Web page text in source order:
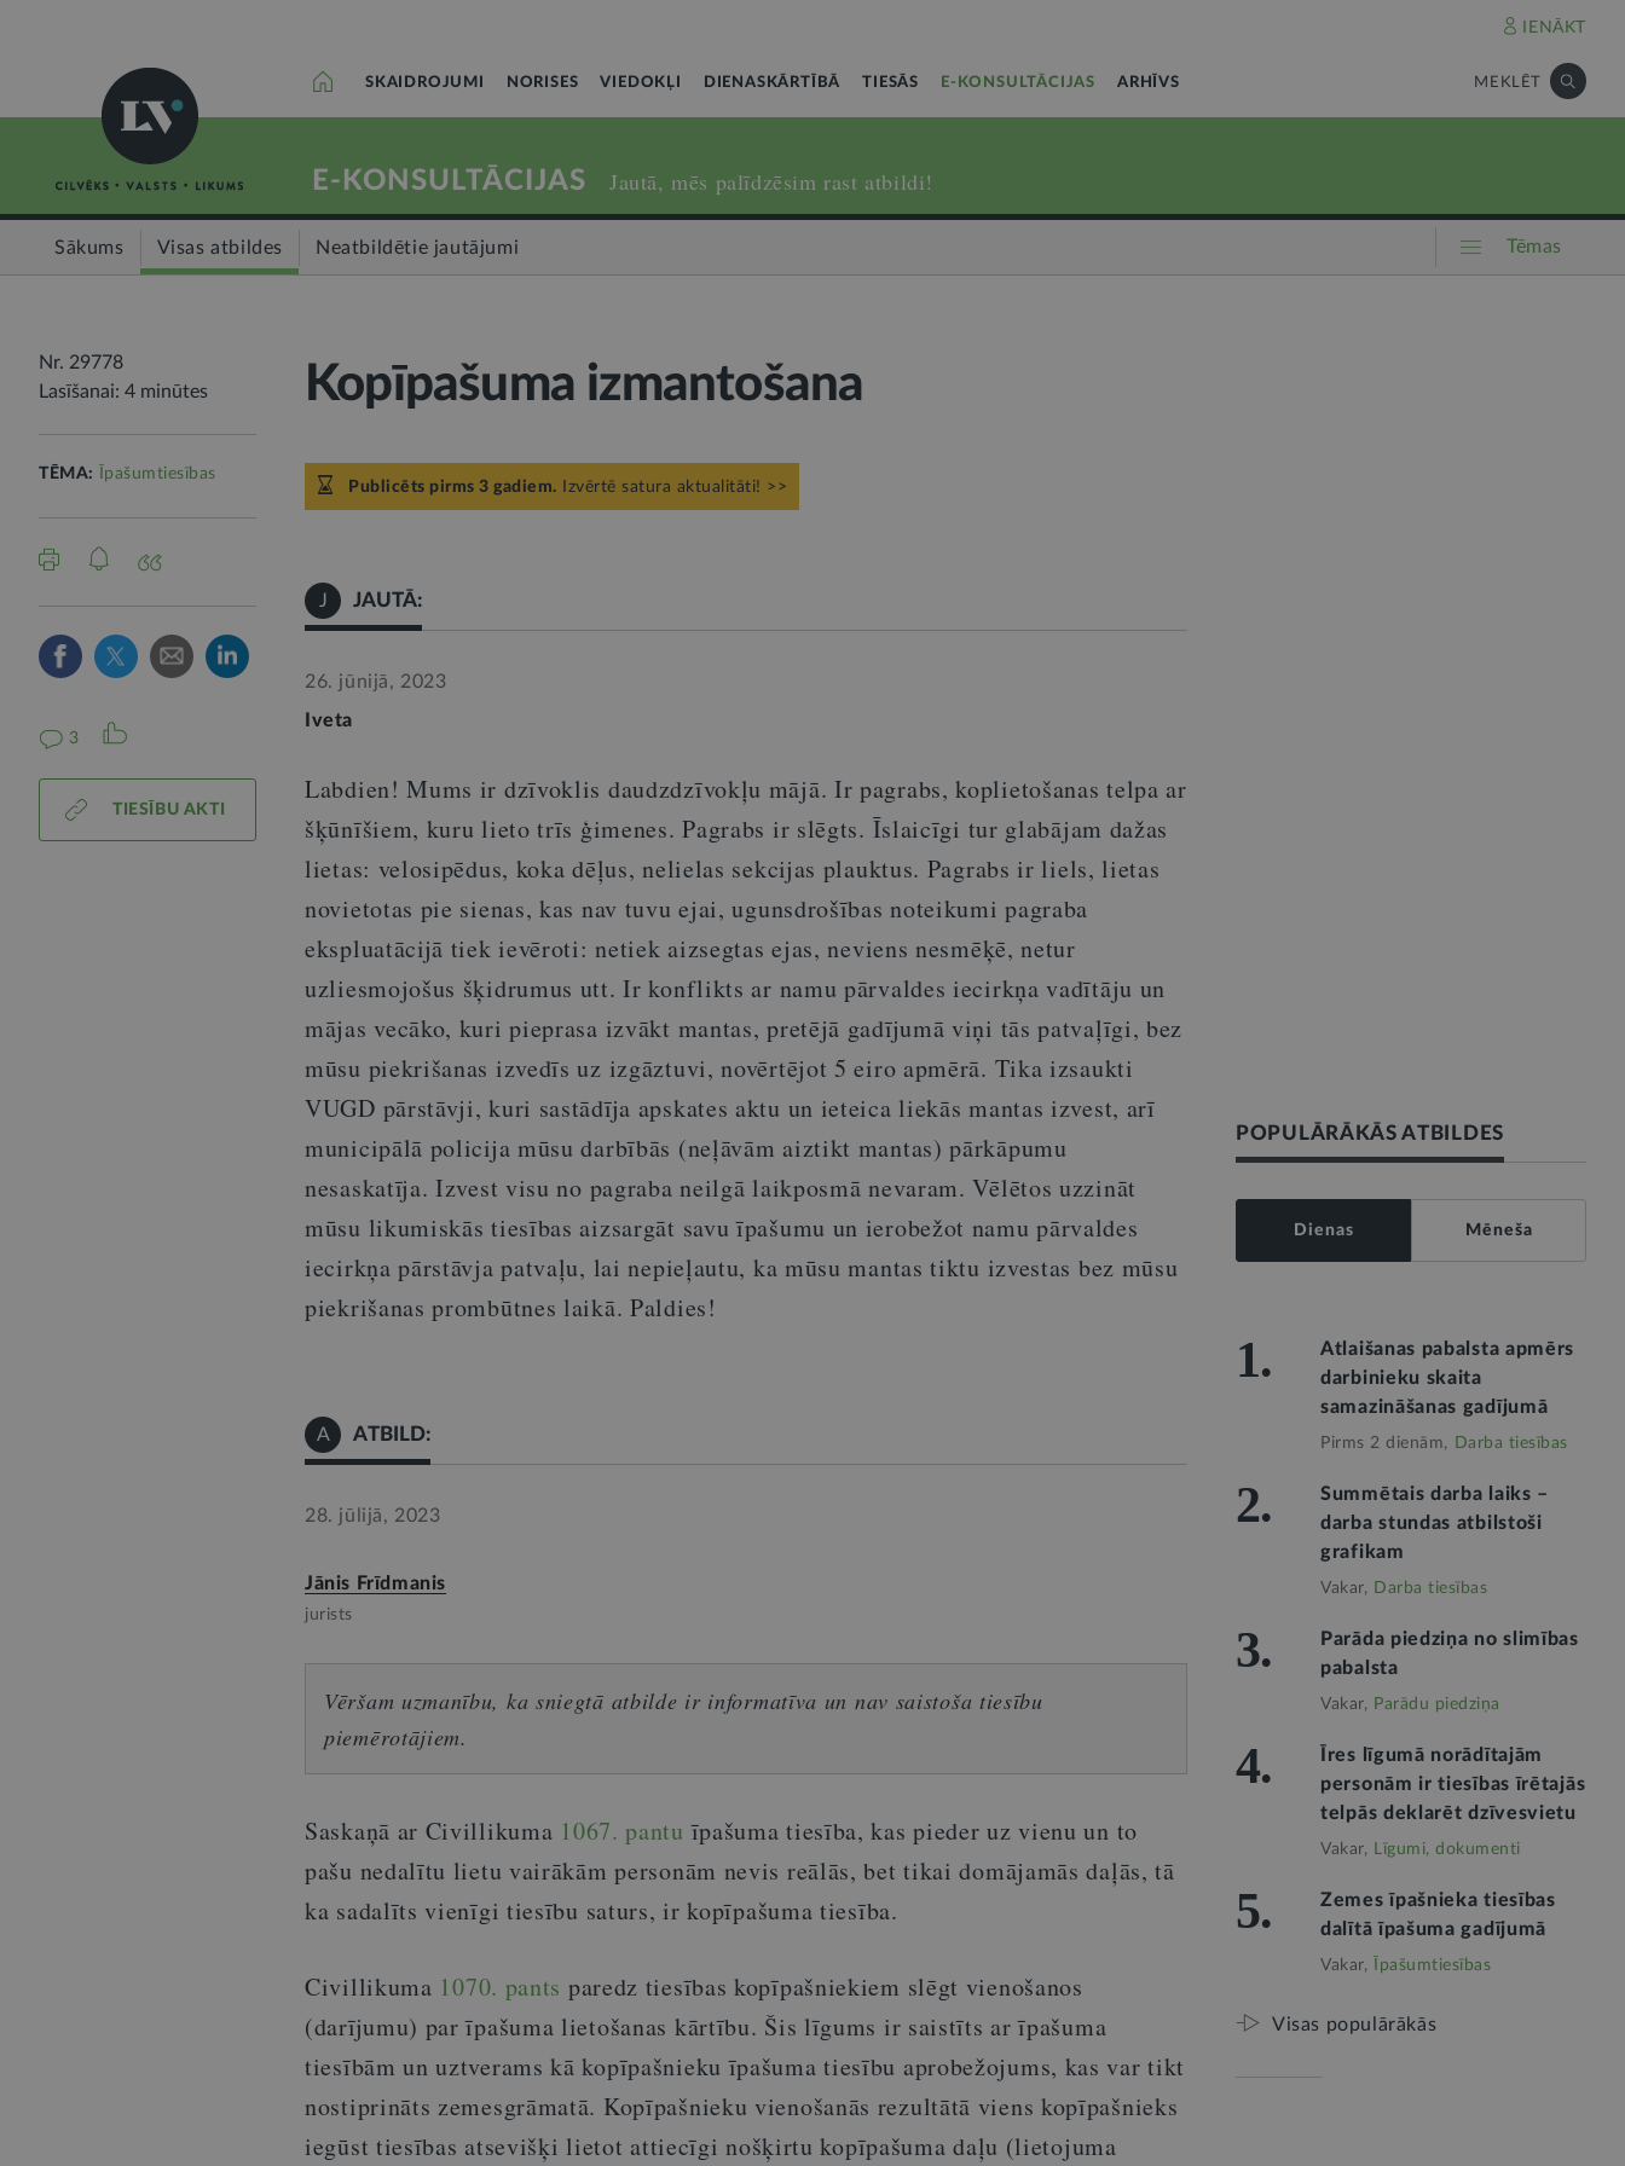
IENĀKT
SKAIDROJUMI NORISES VIEDOKĻI DIENASKĀRTĪBĀ TIESĀS E-KONSULTĀCIJAS ARHĪVS MEKLĒT
E-KONSULTĀCIJAS Jautā, mēs palīdzēsim rast atbildi!
Sākums Visas atbildes Neatbildētie jautājumi Tēmas
Nr. 29778
Lasīšanai: 4 minūtes
TĒMA: Īpašumtiesības
3
TIESĪBU AKTI
Kopīpašuma izmantošana
Publicēts pirms 3 gadiem. Izvērtē satura aktualitāti! >>
J JAUTĀ:
26. jūnijā, 2023
Iveta
Labdien! Mums ir dzīvoklis daudzdzīvokļu mājā. Ir pagrabs, koplietošanas telpa ar
šķūnīšiem, kuru lieto trīs ģimenes. Pagrabs ir slēgts. Īslaicīgi tur glabājam dažas
lietas: velosipēdus, koka dēļus, nelielas sekcijas plauktus. Pagrabs ir liels, lietas
novietotas pie sienas, kas nav tuvu ejai, ugunsdrošības noteikumi pagraba
ekspluatācijā tiek ievēroti: netiek aizsegtas ejas, neviens nesmēķē, netur
uzliesmojošus šķidrumus utt. Ir konflikts ar namu pārvaldes iecirkņa vadītāju un
mājas vecāko, kuri pieprasa izvākt mantas, pretējā gadījumā viņi tās patvaļīgi, bez
mūsu piekrišanas izvedīs uz izgāztuvi, novērtējot 5 eiro apmērā. Tika izsaukti
VUGD pārstāvji, kuri sastādīja apskates aktu un ieteica liekās mantas izvest, arī
municipālā policija mūsu darbībās (neļāvām aiztikt mantas) pārkāpumu
nesaskatīja. Izvest visu no pagraba neilgā laikposmā nevaram. Vēlētos uzzināt
mūsu likumiskās tiesības aizsargāt savu īpašumu un ierobežot namu pārvaldes
iecirkņa pārstāvja patvaļu, lai nepieļautu, ka mūsu mantas tiktu izvestas bez mūsu
piekrišanas prombūtnes laikā. Paldies!
A ATBILD:
28. jūlijā, 2023
Jānis Frīdmanis
jurists
Vēršam uzmanību, ka sniegtā atbilde ir informatīva un nav saistoša tiesību
piemērotājiem.
Saskaņā ar Civillikuma 1067. pantu īpašuma tiesība, kas pieder uz vienu un to
pašu nedalītu lietu vairākām personām nevis reālās, bet tikai domājamās daļās, tā
ka sadalīts vienīgi tiesību saturs, ir kopīpašuma tiesība.
Civillikuma 1070. pants paredz tiesības kopīpašniekiem slēgt vienošanos
(darījumu) par īpašuma lietošanas kārtību. Šis līgums ir saistīts ar īpašuma
tiesībām un uztverams kā kopīpašnieku īpašuma tiesību aprobežojums, kas var tikt
nostiprināts zemesgrāmatā. Kopīpašnieku vienošanās rezultātā viens kopīpašnieks
iegūst tiesības atsevišķi lietot attiecīgi nošķirtu kopīpašuma daļu (lietojuma
POPULĀRĀKĀS ATBILDES
Dienas Mēneša
1.
Atlaišanas pabalsta apmērs
darbinieku skaita
samazināšanas gadījumā
Pirms 2 dienām, Darba tiesības
2.
Summētais darba laiks –
darba stundas atbilstoši
grafikam
Vakar, Darba tiesības
3.
Parāda piedziņa no slimības
pabalsta
Vakar, Parādu piedziņa
4.
Īres līgumā norādītajām
personām ir tiesības īrētajās
telpās deklarēt dzīvesvietu
Vakar, Līgumi, dokumenti
5.
Zemes īpašnieka tiesības
dalītā īpašuma gadījumā
Vakar, Īpašumtiesības
Visas populārākās